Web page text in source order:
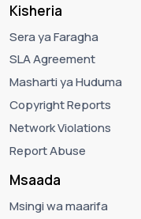
Kisheria
Sera ya Faragha
SLA Agreement
Masharti ya Huduma
Copyright Reports
Network Violations
Report Abuse
Msaada
Msingi wa maarifa